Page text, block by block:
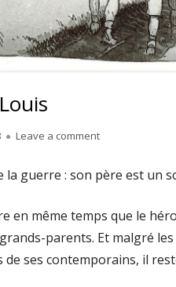
Leave a commenton Le père de
la guerre : son père est un
en même temps que le
parents. Et malgré
ses contemporains, il